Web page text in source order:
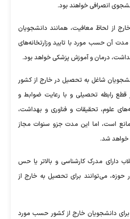
انصرافی خواهند بود.
از لحاظ معافیت، همانند دانشجویان
آن حسب مورد با تایید وزارتخانه‌های
درمان و آموزش پزشکی خواهد بود.
شاغل به تحصیل در خارج از کشور
رابطه تحصیلی و با رعایت ضوابط و
علوم، تحقیقات و فناوری و بهداشت،
است، اما این مدت جزو سنوات مجاز
خواهد شد.
دارای مدرک کارشناسی و بالاتر یا حس
حوزه، می‌توانند برای تحصیل به خارج از
دانشجویان خارج از کشور حسب مورد